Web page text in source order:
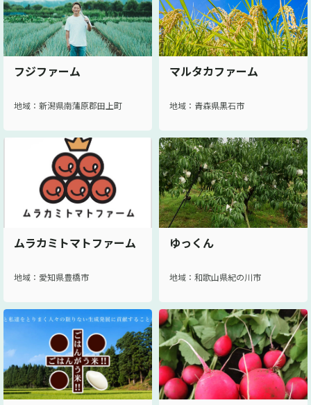
フジファーム
地域：新潟県南蒲原郡田上町
マルタカファーム
地域：青森県黒石市
ムラカミトマトファーム
地域：愛知県豊橋市
ゆっくん
地域：和歌山県紀の川市